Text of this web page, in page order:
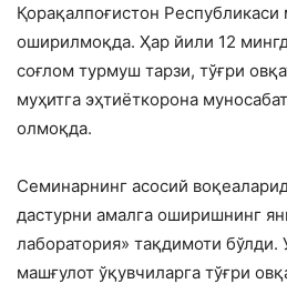
Қорақалпоғистон Республикаси
оширилмоқда. Ҳар йили 12
соғлом турмуш тарзи, тўғри
муҳитга эҳтиёткорона
олмоқда.
Семинарнинг асосий
дастурни амалга оширишнинг
лаборатория» тақдимоти бўлди.
машғулот ўқувчиларга тўғри